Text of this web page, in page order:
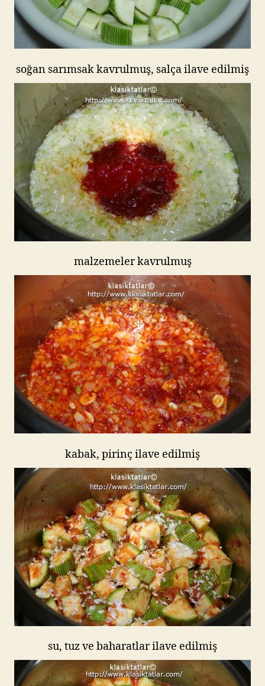
soğan sarımsak kavrulmuş, salça ilave edilmiş
malzemeler kavrulmuş
kabak, pirinç ilave edilmiş
su, tuz ve baharatlar ilave edilmiş